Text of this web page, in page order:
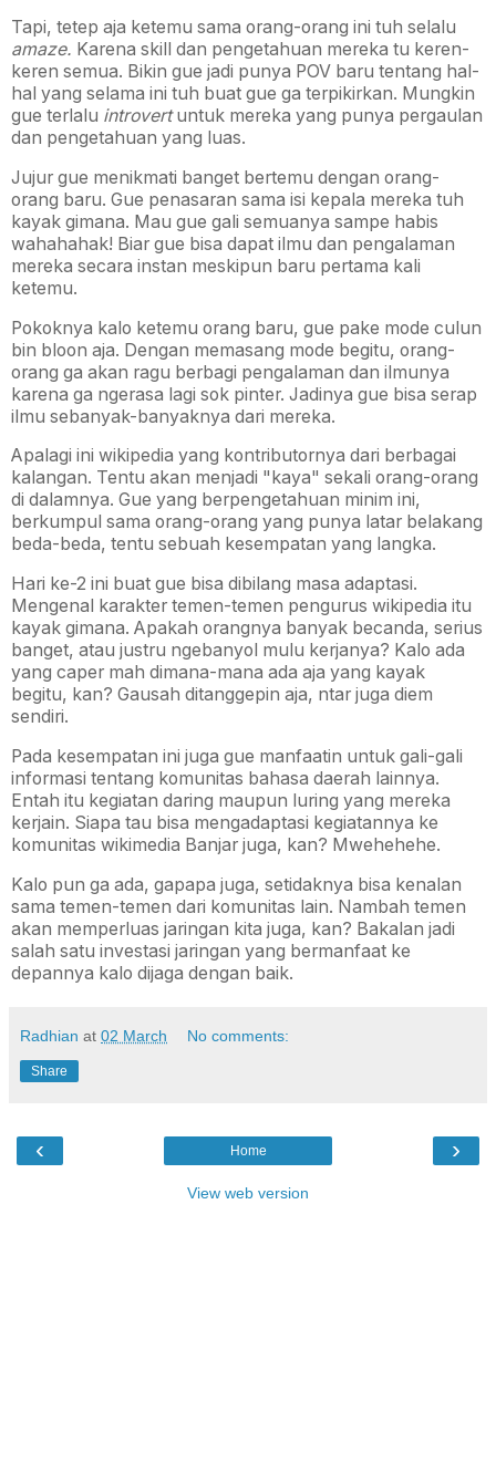
Tapi, tetep aja ketemu sama orang-orang ini tuh selalu
amaze. Karena skill dan pengetahuan mereka tu keren-
keren semua. Bikin gue jadi punya POV baru tentang hal-
hal yang selama ini tuh buat gue ga terpikirkan. Mungkin
gue terlalu introvertuntuk mereka yang punya pergaulan
dan pengetahuan yang luas.
Jujur gue menikmati banget bertemu dengan orang-
orang baru. Gue penasaran sama isi kepala mereka tuh
kayak gimana. Mau gue gali semuanya sampe habis
wahahahak! Biar gue bisa dapat ilmu dan pengalaman
mereka secara instan meskipun baru pertama kali
ketemu.
Pokoknya kalo ketemu orang baru, gue pake mode culun
bin bloon aja. Dengan memasang mode begitu, orang-
orang ga akan ragu berbagi pengalaman dan ilmunya
karena ga ngerasa lagi sok pinter. Jadinya gue bisa serap
ilmu sebanyak-banyaknya dari mereka.
Apalagi ini wikipedia yang kontributornya dari berbagai
kalangan. Tentu akan menjadi "kaya" sekali orang-orang
di dalamnya. Gue yang berpengetahuan minim ini,
berkumpul sama orang-orang yang punya latar belakang
beda-beda, tentu sebuah kesempatan yang langka.
Hari ke-2 ini buat gue bisa dibilang masa adaptasi.
Mengenal karakter temen-temen pengurus wikipedia itu
kayak gimana. Apakah orangnya banyak becanda, serius
banget, atau justru ngebanyol mulu kerjanya? Kalo ada
yang caper mah dimana-mana ada aja yang kayak
begitu, kan? Gausah ditanggepin aja, ntar juga diem
sendiri.
Pada kesempatan ini juga gue manfaatin untuk gali-gali
informasi tentang komunitas bahasa daerah lainnya.
Entah itu kegiatan daring maupun luring yang mereka
kerjain. Siapa tau bisa mengadaptasi kegiatannya ke
komunitas wikimedia Banjar juga, kan? Mwehehehe.
Kalo pun ga ada, gapapa juga, setidaknya bisa kenalan
sama temen-temen dari komunitas lain. Nambah temen
akan memperluas jaringan kita juga, kan? Bakalan jadi
salah satu investasi jaringan yang bermanfaat ke
depannya kalo dijaga dengan baik.
Radhian at 02 March No comments:
Share
‹ ›
Home
View web version